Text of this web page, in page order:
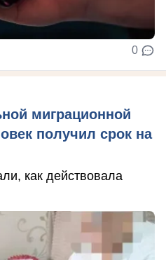
0
миграционной
получил срок на
как действовала